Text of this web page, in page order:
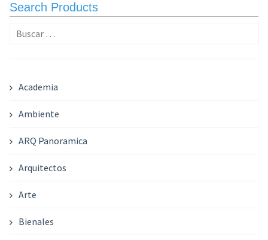
Search Products
Buscar:
Academia
Ambiente
ARQ Panoramica
Arquitectos
Arte
Bienales